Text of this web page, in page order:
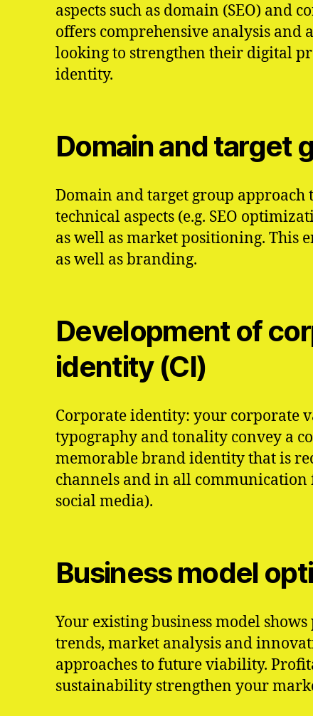
aspects such as domain (SEO) and
offers comprehensive analysis and
looking to strengthen their digital
identity.
Domain and target
Domain and target group approach
technical aspects (e.g. SEO
as well as market positioning. This
as well as branding.
Development of
identity (CI)
Corporate identity: your corporate
typography and tonality convey a
memorable brand identity that is
channels and in all
social media).
Business model
Your existing business model
trends, market analysis and
approaches to future viability.
sustainability strengthen your